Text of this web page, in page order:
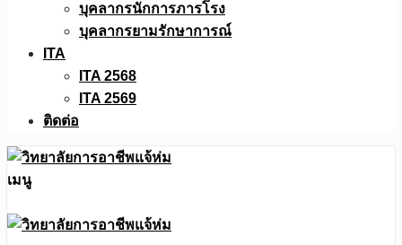
บุคลากรนักการภารโรง
บุคลากรยามรักษาการณ์
ITA
ITA 2568
ITA 2569
ติดต่อ
เมนู